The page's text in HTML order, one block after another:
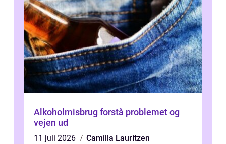
Alkoholmisbrug forstå problemet og
vejen ud
11 juli 2026
Camilla Lauritzen